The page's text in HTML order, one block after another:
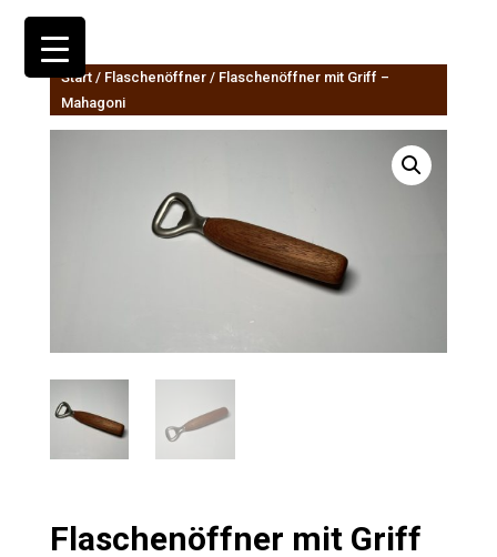
Start/ Flaschenöffner/ Flaschenöffner mit Griff –
Mahagoni
Flaschenöffner mit Griff